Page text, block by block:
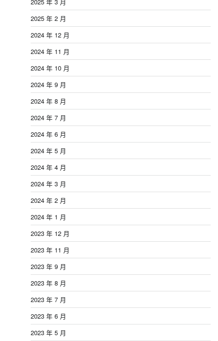
2025 年 2 月
2024 年 12 月
2024 年 11 月
2024 年 10 月
2024 年 9 月
2024 年 8 月
2024 年 7 月
2024 年 6 月
2024 年 5 月
2024 年 4 月
2024 年 3 月
2024 年 2 月
2024 年 1 月
2023 年 12 月
2023 年 11 月
2023 年 9 月
2023 年 8 月
2023 年 7 月
2023 年 6 月
2023 年 5 月